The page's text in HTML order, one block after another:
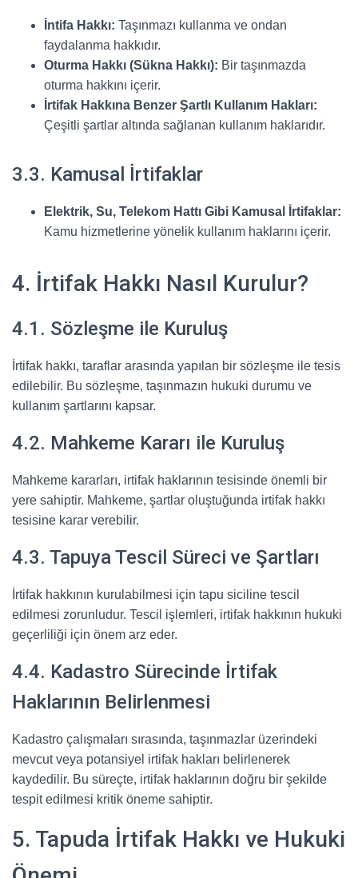
İntifa Hakkı: Taşınmazı kullanma ve ondan
faydalanma hakkıdır.
Oturma Hakkı (Sükna Hakkı): Bir taşınmazda
oturma hakkını içerir.
İrtifak Hakkına Benzer Şartlı Kullanım Hakları:
Çeşitli şartlar altında sağlanan kullanım haklarıdır.
3.3. Kamusal İrtifaklar
Elektrik, Su, Telekom Hattı Gibi Kamusal İrtifaklar:
Kamu hizmetlerine yönelik kullanım haklarını içerir.
4. İrtifak Hakkı Nasıl Kurulur?
4.1. Sözleşme ile Kuruluş
İrtifak hakkı, taraflar arasında yapılan bir sözleşme ile tesis
edilebilir. Bu sözleşme, taşınmazın hukuki durumu ve
kullanım şartlarını kapsar.
4.2. Mahkeme Kararı ile Kuruluş
Mahkeme kararları, irtifak haklarının tesisinde önemli bir
yere sahiptir. Mahkeme, şartlar oluştuğunda irtifak hakkı
tesisine karar verebilir.
4.3. Tapuya Tescil Süreci ve Şartları
İrtifak hakkının kurulabilmesi için tapu siciline tescil
edilmesi zorunludur. Tescil işlemleri, irtifak hakkının hukuki
geçerliliği için önem arz eder.
4.4. Kadastro Sürecinde İrtifak
Haklarının Belirlenmesi
Kadastro çalışmaları sırasında, taşınmazlar üzerindeki
mevcut veya potansiyel irtifak hakları belirlenerek
kaydedilir. Bu süreçte, irtifak haklarının doğru bir şekilde
tespit edilmesi kritik öneme sahiptir.
5. Tapuda İrtifak Hakkı ve Hukuki